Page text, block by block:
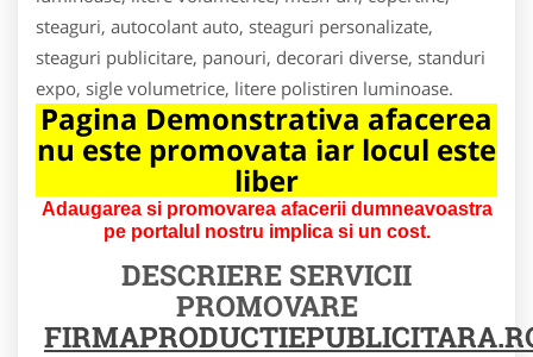
steaguri, autocolant auto, steaguri personalizate,
steaguri publicitare, panouri, decorari diverse, standuri
expo, sigle volumetrice, litere polistiren luminoase.
Pagina Demonstrativa afacerea
nu este promovata iar locul este
liber
Adaugarea si promovarea afacerii dumneavoastra
pe portalul nostru implica si un cost.
DESCRIERE SERVICII
PROMOVARE